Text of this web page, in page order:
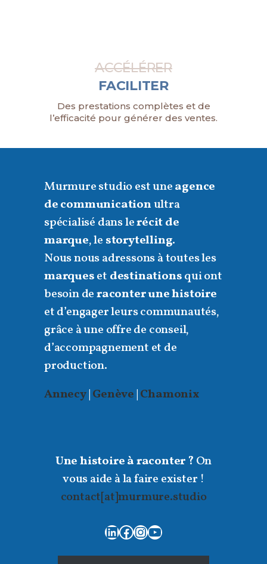
ACCÉLÉRER
FACILITER
Des prestations complètes et de
l’efficacité pour générer des ventes.
Murmure studio est uneagence
de communicationultra
spécialisé dans lerécit de
marque, le storytelling.
Nous nous adressons à toutes les
marqueset destinationsqui ont
besoin deraconter une histoire
et d’engager leurs communautés,
grâce à une offre de conseil,
d’accompagnement et de
production.
Annecy|Genève|Chamonix
Une histoire à raconter ? On
vous aide à la faire exister !
contact[at]murmure.studio